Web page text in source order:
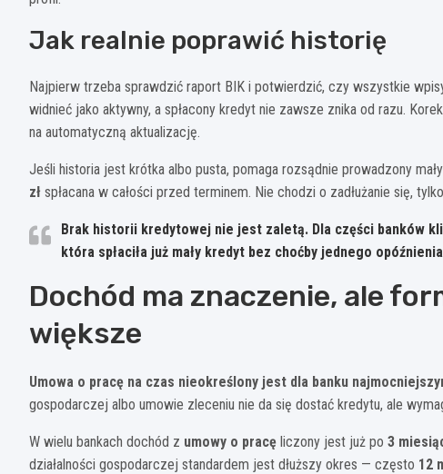
Jak realnie poprawić historię
Najpierw trzeba sprawdzić raport BIK i potwierdzić, czy wszystkie
widnieć jako aktywny, a spłacony kredyt nie zawsze znika od razu.
na automatyczną aktualizację.
Jeśli historia jest krótka albo pusta, pomaga rozsądnie prowadzony
zł spłacana w całości przed terminem. Nie chodzi o zadłużanie się,
Brak historii kredytowej nie jest zaletą. Dla części banków
która spłaciła już mały kredyt bez choćby jednego
Dochód ma znaczenie, ale
większe
Umowa o pracę na czas nieokreślony jest dla banku
gospodarczej albo umowie zleceniu nie da się dostać kredytu, ale
W wielu bankach dochód z umowy o pracę liczony jest już po 3
działalności gospodarczej standardem jest dłuższy okres — często 12